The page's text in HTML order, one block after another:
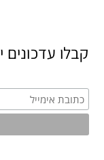
קבלו